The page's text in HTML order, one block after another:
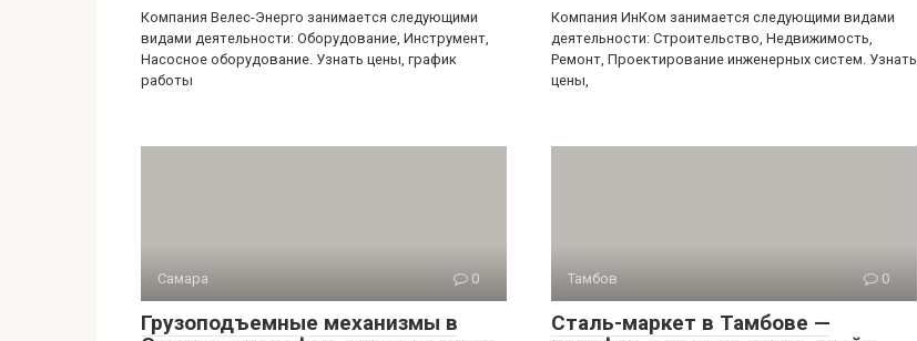
Компания Велес-Энерго занимается следующими
видами деятельности: Оборудование, Инструмент,
Насосное оборудование. Узнать цены, график
работы
Компания ИнКом занимается следующими видами
деятельности: Строительство, Недвижимость,
Ремонт, Проектирование инженерных систем. Узнать
цены,
Самара 0
Грузоподъемные механизмы в
Тамбов 0
Сталь-маркет в Тамбове —